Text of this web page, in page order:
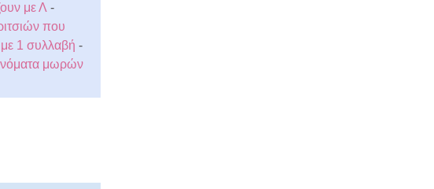
με Λ -
που
1 συλλαβή -
μωρών